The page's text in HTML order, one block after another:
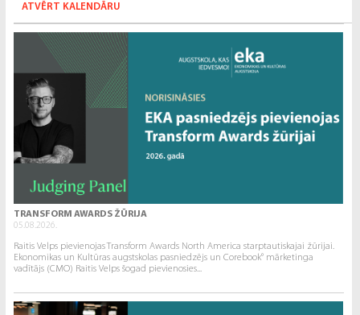
ATVĒRT KALENDĀRU
TRANSFORM AWARDS ŽŪRIJA
05.08.2026.
Raitis Velps pievienojas Transform Awards North America starptautiskajai žūrijai.
Ekonomikas un Kultūras augstskolas pasniedzējs un Corebook° mārketinga
vadītājs (CMO) Raitis Velps šogad pievienosies...